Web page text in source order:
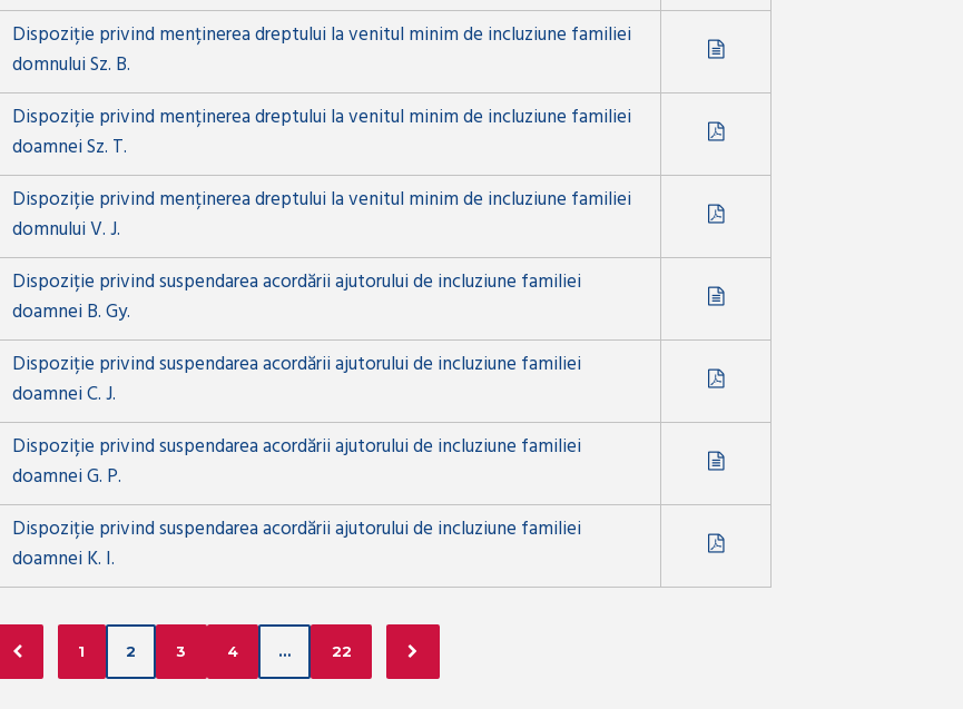
Dispoziție privind menținerea dreptului la venitul minim de incluziune familiei
domnului Sz. B.
Dispoziție privind menținerea dreptului la venitul minim de incluziune familiei
doamnei Sz. T.
Dispoziție privind menținerea dreptului la venitul minim de incluziune familiei
domnului V. J.
Dispoziție privind suspendarea acordării ajutorului de incluziune familiei
doamnei B. Gy.
Dispoziție privind suspendarea acordării ajutorului de incluziune familiei
doamnei C. J.
Dispoziție privind suspendarea acordării ajutorului de incluziune familiei
doamnei G. P.
Dispoziție privind suspendarea acordării ajutorului de incluziune familiei
doamnei K. I.
1 2 3 4 … 22